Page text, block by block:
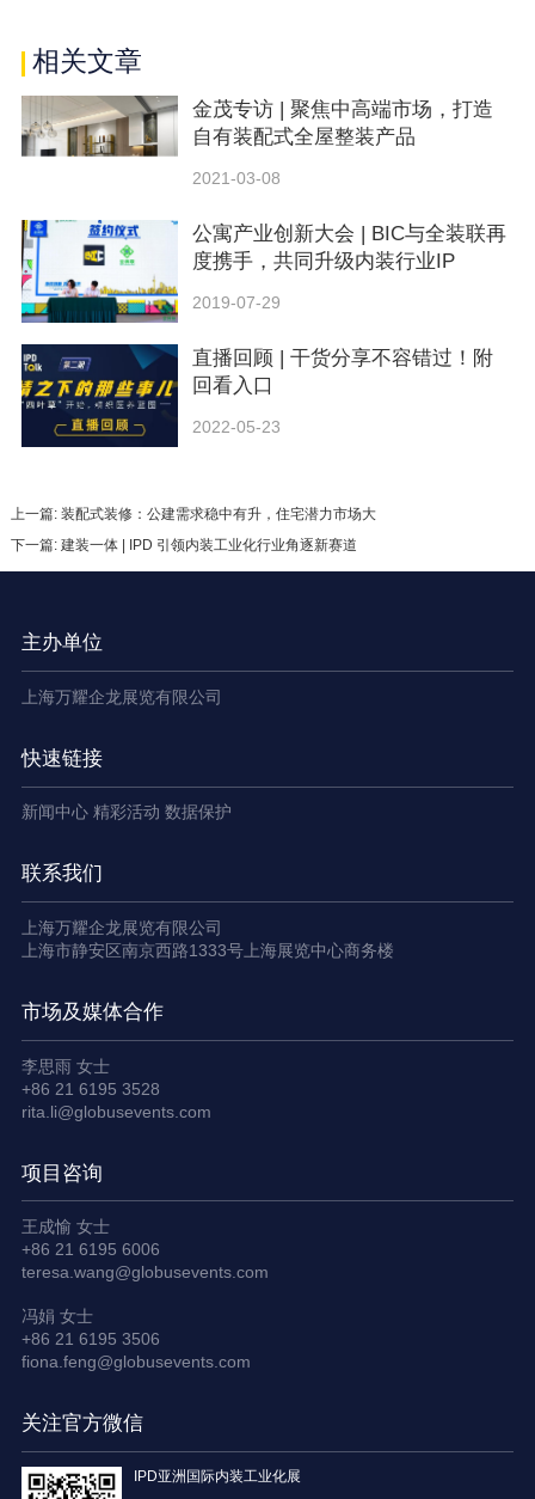
相关文章
金茂专访 | 聚焦中高端市场，打造
自有装配式全屋整装产品
2021-03-08
公寓产业创新大会 | BIC与全装联再
度携手，共同升级内装行业IP
2019-07-29
直播回顾 | 干货分享不容错过！附
回看入口
2022-05-23
上一篇: 装配式装修：公建需求稳中有升，住宅潜力市场大
下一篇: 建装一体 | IPD 引领内装工业化行业角逐新赛道
主办单位
上海万耀企龙展览有限公司
快速链接
新闻中心 精彩活动 数据保护
联系我们
上海万耀企龙展览有限公司
上海市静安区南京西路1333号上海展览中心商务楼
市场及媒体合作
李思雨 女士
+86 21 6195 3528
rita.li@globusevents.com
项目咨询
王成愉 女士
+86 21 6195 6006
teresa.wang@globusevents.com
冯娟 女士
+86 21 6195 3506
fiona.feng@globusevents.com
关注官方微信
IPD亚洲国际内装工业化展